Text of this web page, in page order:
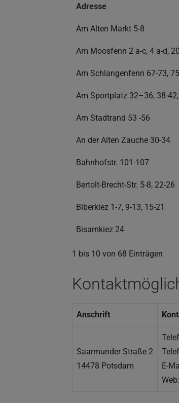
Adresse
Am Alten Markt 5-8
Am Moosfenn 2 a-c, 4 a-d,
Am Schlangenfenn 67-73,
Am Sportplatz 32–36, 38-
Am Stadtrand 53 -56
An der Alten Zauche 30-34
Bahnhofstr. 101-107
Bertolt-Brecht-Str. 5-8, 22-26
Biberkiez 1-7, 9-13, 15-21
Bisamkiez 24
1 bis 10 von 68 Einträgen
Anschrift
Saarmunder Straße 2
14478 Potsdam
E-